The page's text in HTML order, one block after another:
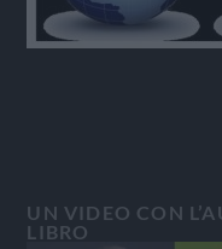
UN VIDEO CON
LIBRO